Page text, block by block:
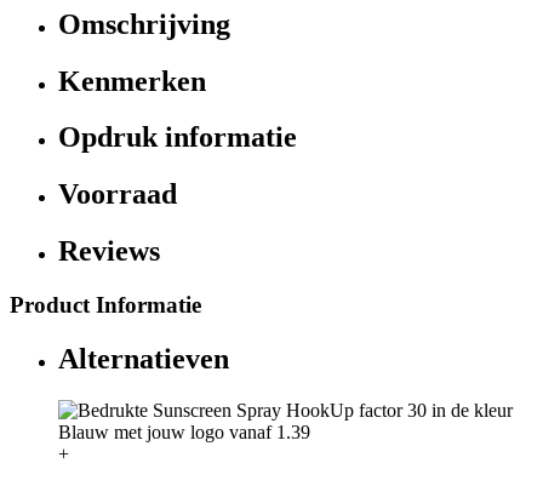
Omschrijving
Kenmerken
Opdruk informatie
Voorraad
Reviews
Product Informatie
Alternatieven
+